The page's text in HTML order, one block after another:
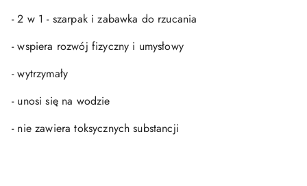
-2 w 1 - szarpak i zabawka do rzucania
-wspiera rozwój fizyczny i umysłowy
-wytrzymały
- unosi się na wodzie
- nie zawiera toksycznych substancji